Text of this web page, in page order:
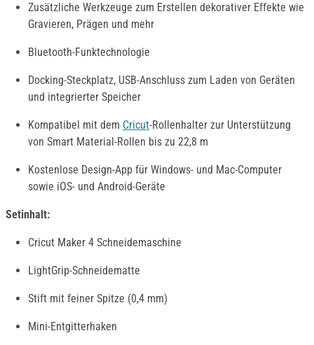
Zusätzliche Werkzeuge zum Erstellen dekorativer Effekte wie
Gravieren, Prägen und mehr
Bluetooth-Funktechnologie
Docking-Steckplatz, USB-Anschluss zum Laden von Geräten
und integrierter Speicher
Kompatibel mit dem Cricut-Rollenhalter zur Unterstützung
von Smart Material-Rollen bis zu 22,8 m
Kostenlose Design-App für Windows- und Mac-Computer
sowie iOS- und Android-Geräte
Setinhalt:
Cricut Maker 4 Schneidemaschine
LightGrip-Schneidematte
Stift mit feiner Spitze (0,4 mm)
Mini-Entgitterhaken